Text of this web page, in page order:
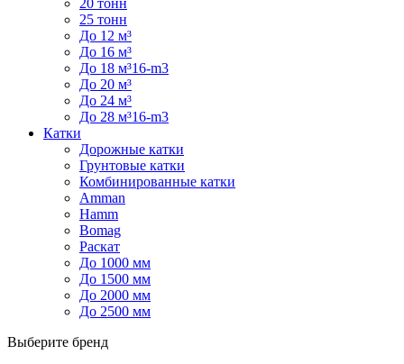
20 тонн
25 тонн
До 12 м³
До 16 м³
До 18 м³16-m3
До 20 м³
До 24 м³
До 28 м³16-m3
Катки
Дорожные катки
Грунтовые катки
Комбинированные катки
Amman
Hamm
Bomag
Раскат
До 1000 мм
До 1500 мм
До 2000 мм
До 2500 мм
Выберите бренд